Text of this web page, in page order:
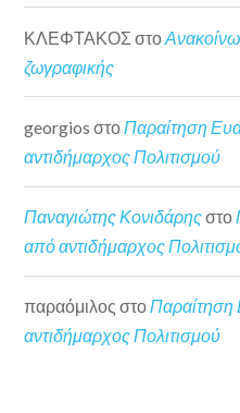
ΚΛΕΦΤΑΚΟΣ στο
ζωγραφικής
georgios στοΠαραίτηση
αντιδήμαρχος Πολιτισμού
Παναγιώτης Κονιδάρηςστο
από αντιδήμαρχος
παραόμιλος στοΠαραίτηση
αντιδήμαρχος Πολιτισμού